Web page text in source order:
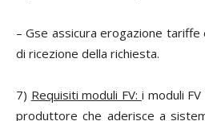
– Gse assicura erogazione
di ricezione della richiesta.
7) Requisiti moduli FV: i moduli
produttore che aderisce a